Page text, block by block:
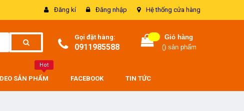
Đăng kí Đăng nhập Hệ thống cửa hàng
Gọi đặt hàng:
0911985588
Giỏ hàng
() sản phẩm
Hot
SẢN PHẨM FACEBOOK TIN TỨC